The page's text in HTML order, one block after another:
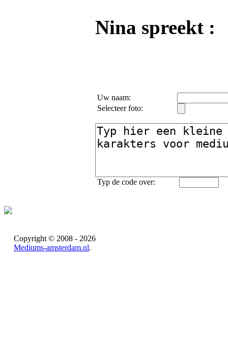
Nina spreekt :
Uw naam:
Selecteer foto:
Typ de code over:
Copyright © 2008 - 2026
Mediums-amsterdam.nl.